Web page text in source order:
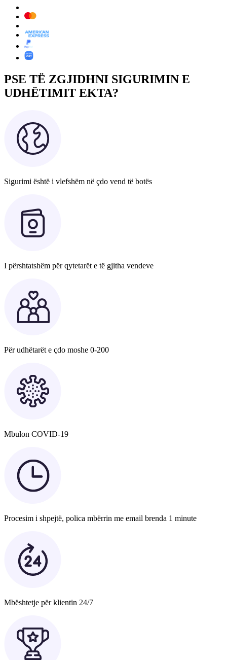
PSE TË ZGJIDHNI SIGURIMIN E
UDHËTIMIT EKTA?
Sigurimi është i vlefshëm në çdo vend të botës
I përshtatshëm për qytetarët e të gjitha vendeve
Për udhëtarët e çdo moshe 0-200
Mbulon COVID-19
Procesim i shpejtë, polica mbërrin me email brenda 1 minute
Mbështetje për klientin 24/7